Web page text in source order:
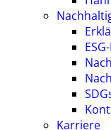
Karriere